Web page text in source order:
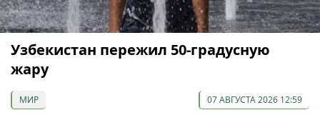
Узбекистан пережил 50-градусную
жару
МИР 07 АВГУСТА 2026 12:59